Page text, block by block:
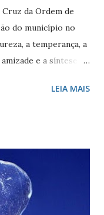
da Ordem de
do município no
a temperança, a
e a síntese
A cruz evoca a
empunhando
farpadas,
O pendão está
Encimando o
LEIA MAIS